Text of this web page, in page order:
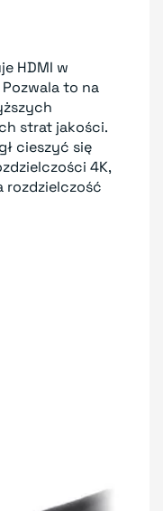
HDMI w
to na
strat jakości.
cieszyć się
4K,
rozdzielczość